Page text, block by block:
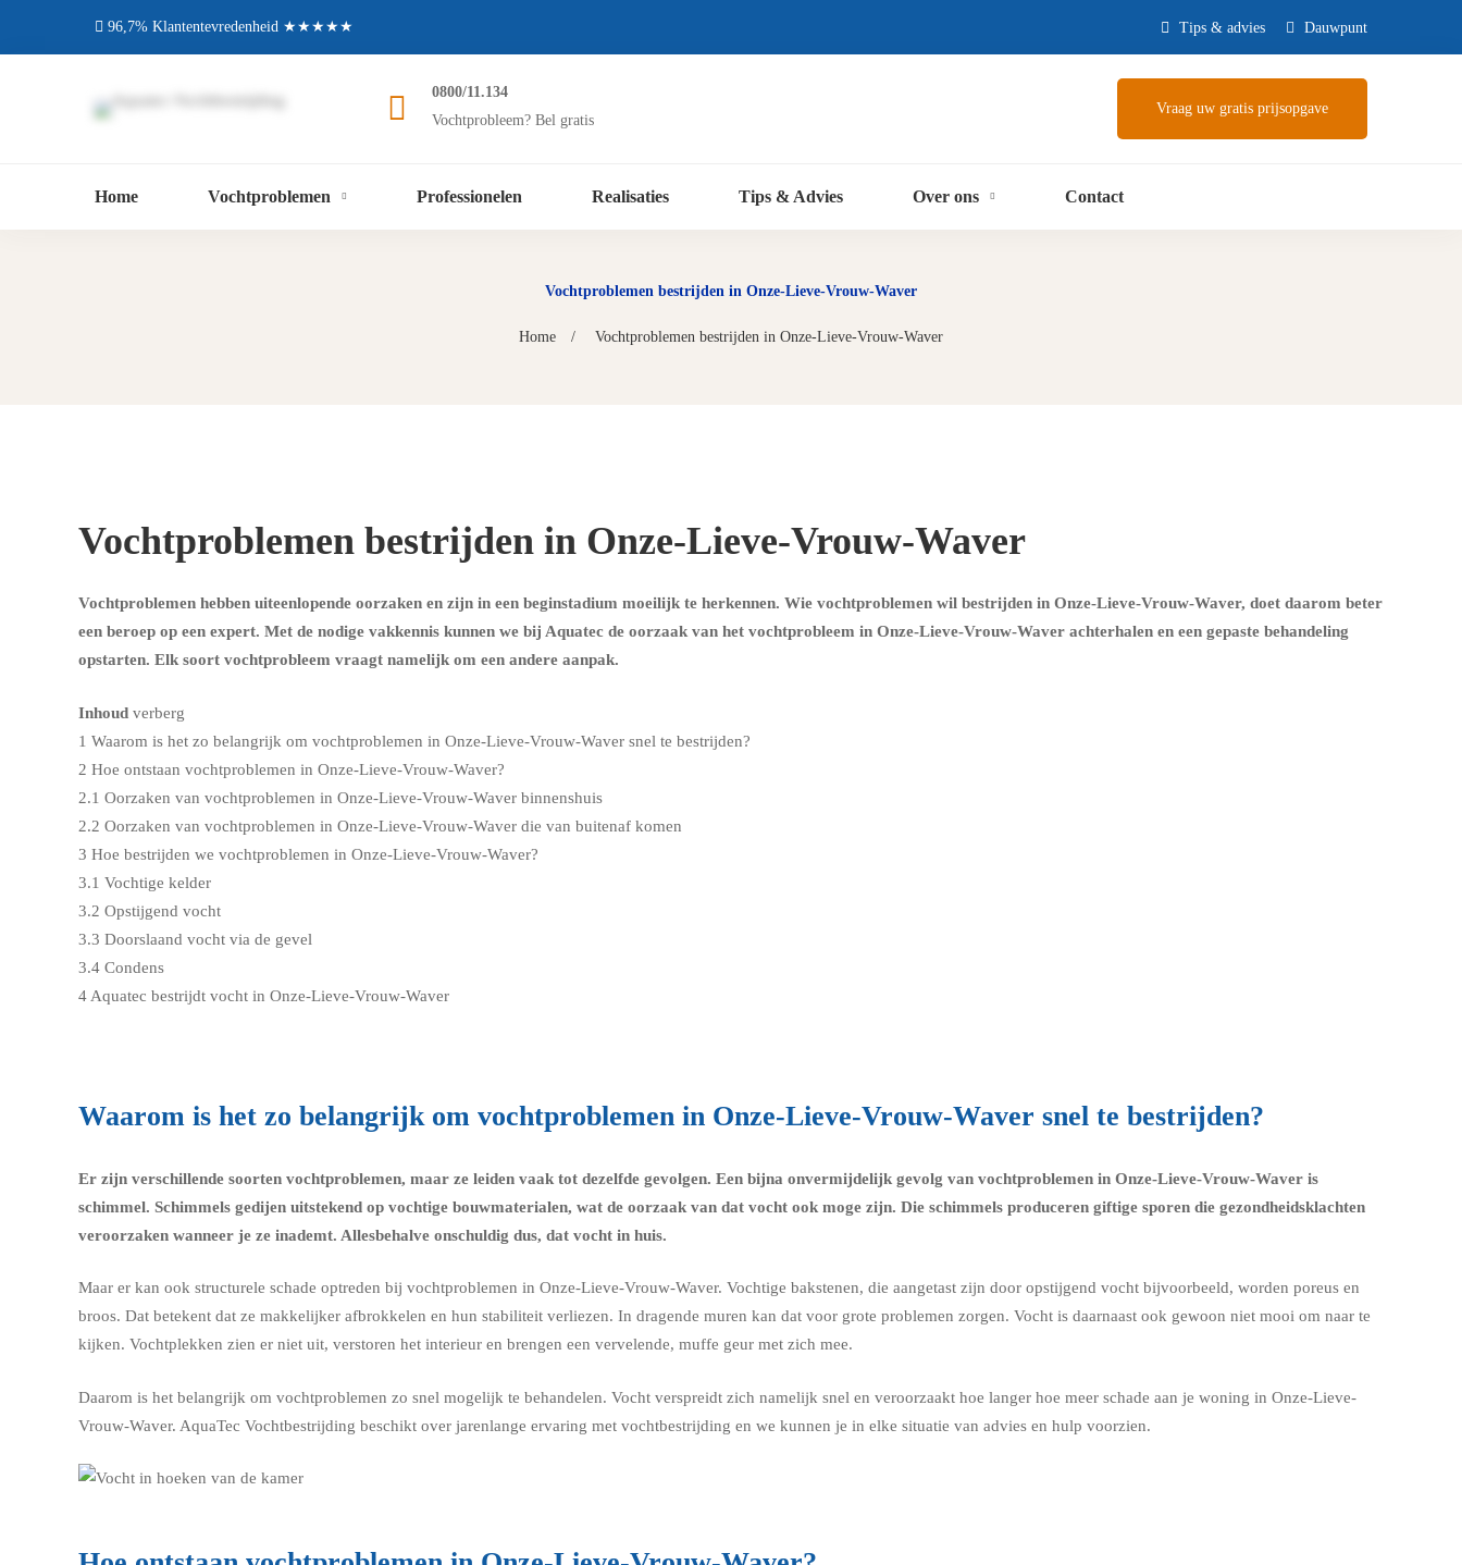
96,7% Klantentevredenheid ★★★★★ Tips & advies Dauwpunt
0800/11.134
Vochtprobleem? Bel gratis
Vraag uw gratis prijsopgave
Home Vochtproblemen Professionelen Realisaties Tips & Advies Over ons Contact
Vochtproblemen bestrijden in Onze-Lieve-Vrouw-Waver
Home Vochtproblemen bestrijden in Onze-Lieve-Vrouw-Waver
Vochtproblemen bestrijden in Onze-Lieve-Vrouw-Waver
Vochtproblemen hebben uiteenlopende oorzaken en zijn in een beginstadium moeilijk te herkennen. Wie vochtproblemen wil bestrijden in Onze-Lieve-Vrouw-Waver, doet daarom beter
een beroep op een expert. Met de nodige vakkennis kunnen we bij Aquatec de oorzaak van het vochtprobleem in Onze-Lieve-Vrouw-Waver achterhalen en een gepaste behandeling
opstarten. Elk soort vochtprobleem vraagt namelijk om een andere aanpak.
Inhoud verberg
1 Waarom is het zo belangrijk om vochtproblemen in Onze-Lieve-Vrouw-Waver snel te bestrijden?
2 Hoe ontstaan vochtproblemen in Onze-Lieve-Vrouw-Waver?
2.1 Oorzaken van vochtproblemen in Onze-Lieve-Vrouw-Waver binnenshuis
2.2 Oorzaken van vochtproblemen in Onze-Lieve-Vrouw-Waver die van buitenaf komen
3 Hoe bestrijden we vochtproblemen in Onze-Lieve-Vrouw-Waver?
3.1 Vochtige kelder
3.2 Opstijgend vocht
3.3 Doorslaand vocht via de gevel
3.4 Condens
4 Aquatec bestrijdt vocht in Onze-Lieve-Vrouw-Waver
Waarom is het zo belangrijk om vochtproblemen in Onze-Lieve-Vrouw-Waver snel te bestrijden?
Er zijn verschillende soorten vochtproblemen, maar ze leiden vaak tot dezelfde gevolgen. Een bijna onvermijdelijk gevolg van vochtproblemen in Onze-Lieve-Vrouw-Waver is
schimmel. Schimmels gedijen uitstekend op vochtige bouwmaterialen, wat de oorzaak van dat vocht ook moge zijn. Die schimmels produceren giftige sporen die gezondheidsklachten
veroorzaken wanneer je ze inademt. Allesbehalve onschuldig dus, dat vocht in huis.
Maar er kan ook structurele schade optreden bij vochtproblemen in Onze-Lieve-Vrouw-Waver. Vochtige bakstenen, die aangetast zijn door opstijgend vocht bijvoorbeeld, worden poreus en
broos. Dat betekent dat ze makkelijker afbrokkelen en hun stabiliteit verliezen. In dragende muren kan dat voor grote problemen zorgen. Vocht is daarnaast ook gewoon niet mooi om naar te
kijken. Vochtplekken zien er niet uit, verstoren het interieur en brengen een vervelende, muffe geur met zich mee.
Daarom is het belangrijk om vochtproblemen zo snel mogelijk te behandelen. Vocht verspreidt zich namelijk snel en veroorzaakt hoe langer hoe meer schade aan je woning in Onze-Lieve-
Vrouw-Waver. AquaTec Vochtbestrijding beschikt over jarenlange ervaring met vochtbestrijding en we kunnen je in elke situatie van advies en hulp voorzien.